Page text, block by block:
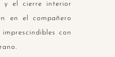
y el cierre interior
en el compañero
con